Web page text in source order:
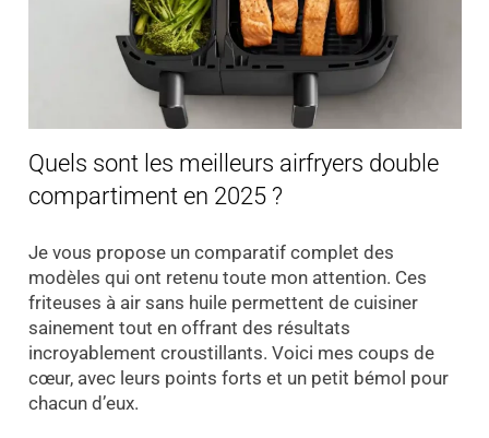
Quels sont les meilleurs airfryers double
compartiment en 2025 ?
Je vous propose un comparatif complet des
modèles qui ont retenu toute mon attention. Ces
friteuses à air sans huile permettent de cuisiner
sainement tout en offrant des résultats
incroyablement croustillants. Voici mes coups de
cœur, avec leurs points forts et un petit bémol pour
chacun d’eux.